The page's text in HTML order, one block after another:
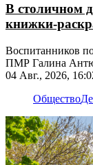
В столичном
книжки-
Воспитанников
ПМР Галина
04 Авг., 2026,
Общество